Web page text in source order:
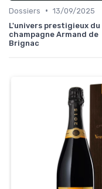
Dossiers • 13/09/2025
L'univers prestigieux du
champagne Armand de
Brignac